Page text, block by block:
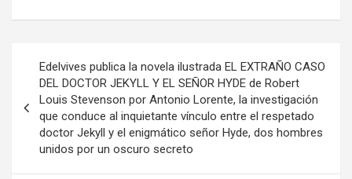
entradas
Edelvives publica la novela ilustrada EL EXTRAÑO CASO
DEL DOCTOR JEKYLL Y EL SEÑOR HYDE de Robert
Louis Stevenson por Antonio Lorente, la investigación
que conduce al inquietante vínculo entre el respetado
doctor Jekyll y el enigmático señor Hyde, dos hombres
unidos por un oscuro secreto